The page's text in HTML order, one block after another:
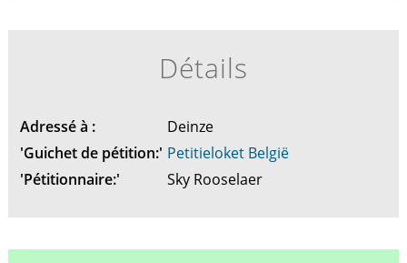
Détails
Adressé à :
Deinze
'Guichet de pétition:' Petitieloket België
'Pétitionnaire:'
Sky Rooselaer